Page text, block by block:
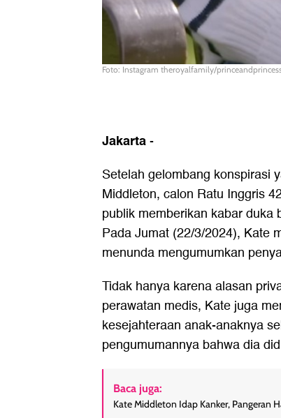
Foto: Instagram theroyalfamily/
Jakarta-
Setelah gelombang konspirasi
Middleton, calon Ratu Inggris
publik memberikan kabar duka
Pada Jumat (22/3/2024), Kate
menunda mengumumkan
Tidak hanya karena alasan
perawatan medis, Kate juga
kesejahteraan anak-anaknya
pengumumannya bahwa dia
Baca juga:
Kate Middleton Idap Kanker, Pangeran